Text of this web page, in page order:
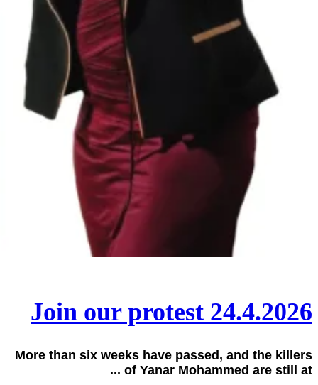
Join our protest 24.4.2026
More than six weeks have passed, and the killers
of Yanar Mohammed are still at ...